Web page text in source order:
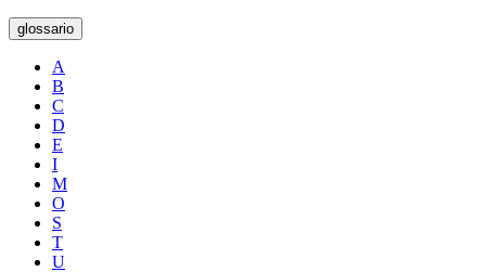
glossario
A
B
C
D
E
I
M
O
S
T
U